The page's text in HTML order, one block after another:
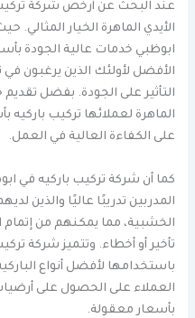
عند البحث عن أرخص شركة
الأيدي الماهرة الخيار
ابوظبي خدمات عالية الجودة
الأفضل لأولئك الذين يرغبون في
التأثير على الجودة. بفضل
الماهرة لعملائها تركيب
على الكفاءة العالية في العمل.
كما أن شركة تركيب باركيه في
المدربين تدريبًا عاليًا والذين
الخشبية، مما يمكنهم من
تأخير أو أخطاء. وتتميز شركة
باستخدامها لأفضل أنواع
العملاء على الحصول على
بأسعار معقولة.